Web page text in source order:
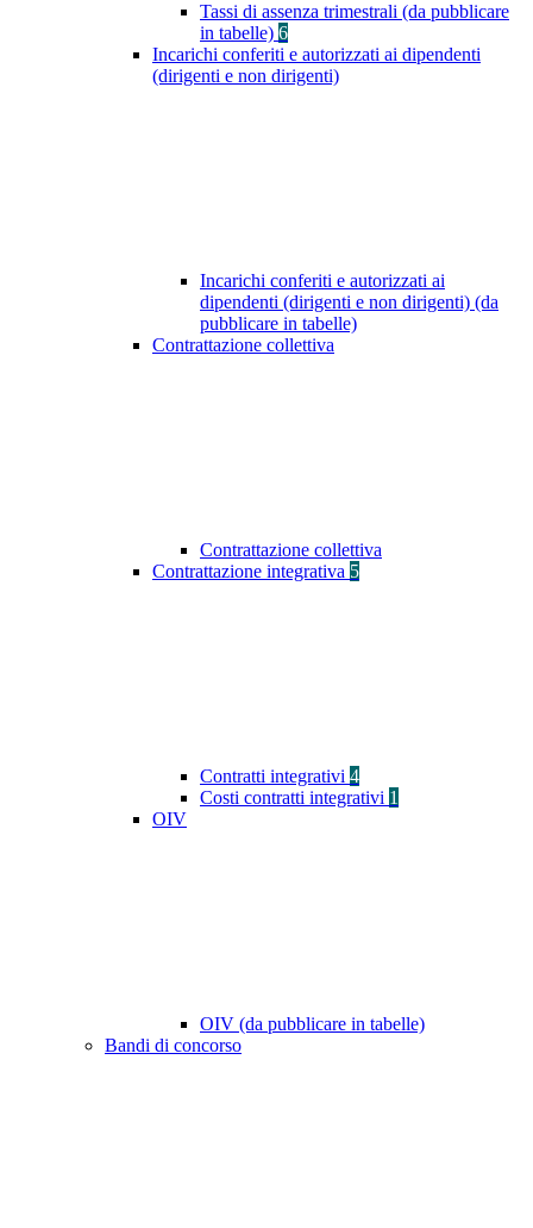
Tassi di assenza trimestrali (da pubblicare
in tabelle) 6
Incarichi conferiti e autorizzati ai dipendenti
(dirigenti e non dirigenti)
Incarichi conferiti e autorizzati ai
dipendenti (dirigenti e non dirigenti) (da
pubblicare in tabelle)
Contrattazione collettiva
Contrattazione collettiva
Contrattazione integrativa 5
Contratti integrativi 4
Costi contratti integrativi 1
OIV
OIV (da pubblicare in tabelle)
Bandi di concorso